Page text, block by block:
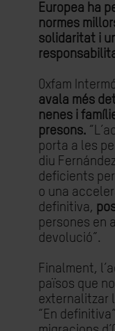
Europea ha
normes
solidaritat i
Oxfam
avala més
nenes i
presons.
porta a les
diu
deficients
o una
definitiva,
persones en
devolució”.
Finalment,
països que
externalitzar
“En